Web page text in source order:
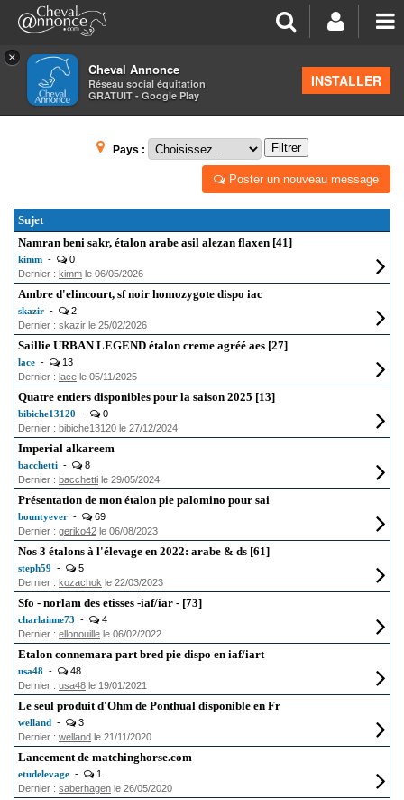
×
Cheval Annonce
Réseau social équitation
GRATUIT - Google Play
INSTALLER
>Petites annonces
ÉTALONS - SAILLIES
Pays : Filtrer
Poster un nouveau message
Sujet
Namran beni sakr, étalon arabe asil alezan flaxen [41]
kimm -
0
Dernier : kimm le 06/05/2026
Ambre d'elincourt, sf noir homozygote dispo iac
skazir -
2
Dernier : skazir le 25/02/2026
Saillie URBAN LEGEND étalon creme agréé aes [27]
lace -
13
Dernier : lace le 05/11/2025
Quatre entiers disponibles pour la saison 2025 [13]
bibiche13120 -
0
Dernier : bibiche13120 le 27/12/2024
Imperial alkareem
bacchetti -
8
Dernier : bacchetti le 29/05/2024
Présentation de mon étalon pie palomino pour sai
bountyever -
69
Dernier : geriko42 le 06/08/2023
Nos 3 étalons à l'élevage en 2022: arabe & ds [61]
steph59 -
5
Dernier : kozachok le 22/03/2023
Sfo - norlam des etisses -iaf/iar - [73]
charlainne73 -
4
Dernier : ellonouille le 06/02/2022
Etalon connemara part bred pie dispo en iaf/iart
usa48 -
48
Dernier : usa48 le 19/01/2021
Le seul produit d'Ohm de Ponthual disponible en Fr
welland -
3
Dernier : welland le 21/11/2020
Lancement de matchinghorse.com
etudelevage -
1
Dernier : saberhagen le 26/05/2020